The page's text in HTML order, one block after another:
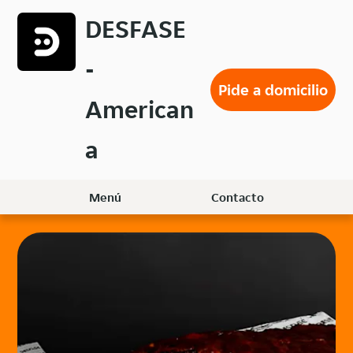
Volver
principal
DESFASE
-
American
a
Pide a domicilio
Menú Contacto